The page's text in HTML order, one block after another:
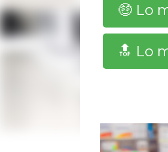
🤑 Lo
🔝 Lo